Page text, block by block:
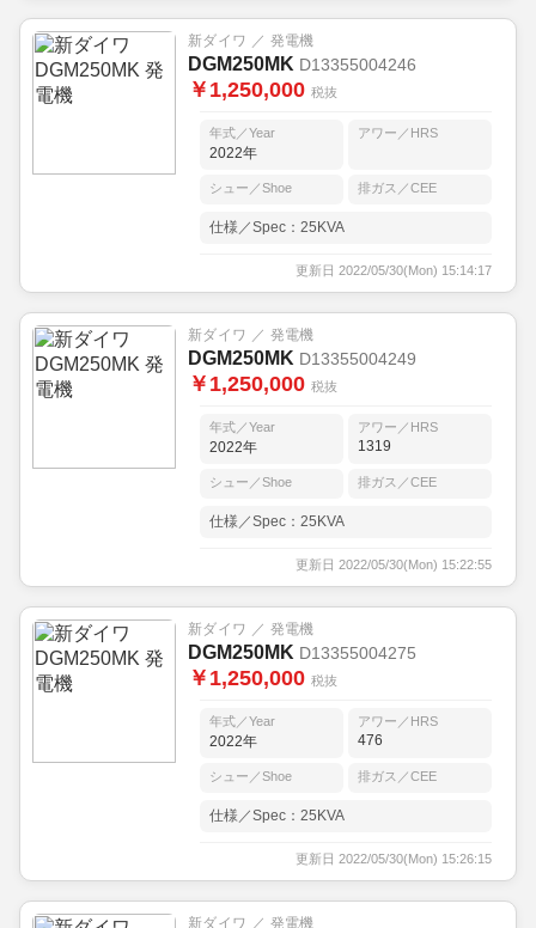
新ダイワ ／ 発電機
DGM250MK D13355004246
￥1,250,000 税抜
年式／Year
2022年
アワー／HRS
シュー／Shoe 排ガス／CEE
仕様／Spec：25KVA
更新日 2022/05/30(Mon) 15:14:17
新ダイワ ／ 発電機
DGM250MK D13355004249
￥1,250,000 税抜
年式／Year
2022年
アワー／HRS
1319
シュー／Shoe 排ガス／CEE
仕様／Spec：25KVA
更新日 2022/05/30(Mon) 15:22:55
新ダイワ ／ 発電機
DGM250MK D13355004275
￥1,250,000 税抜
年式／Year
2022年
アワー／HRS
476
シュー／Shoe 排ガス／CEE
仕様／Spec：25KVA
更新日 2022/05/30(Mon) 15:26:15
新ダイワ ／ 発電機